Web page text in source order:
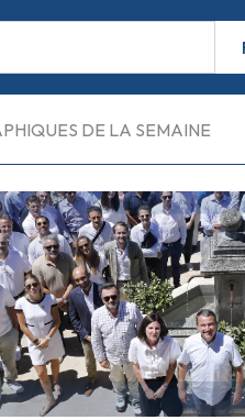
DE LA SEMAINE